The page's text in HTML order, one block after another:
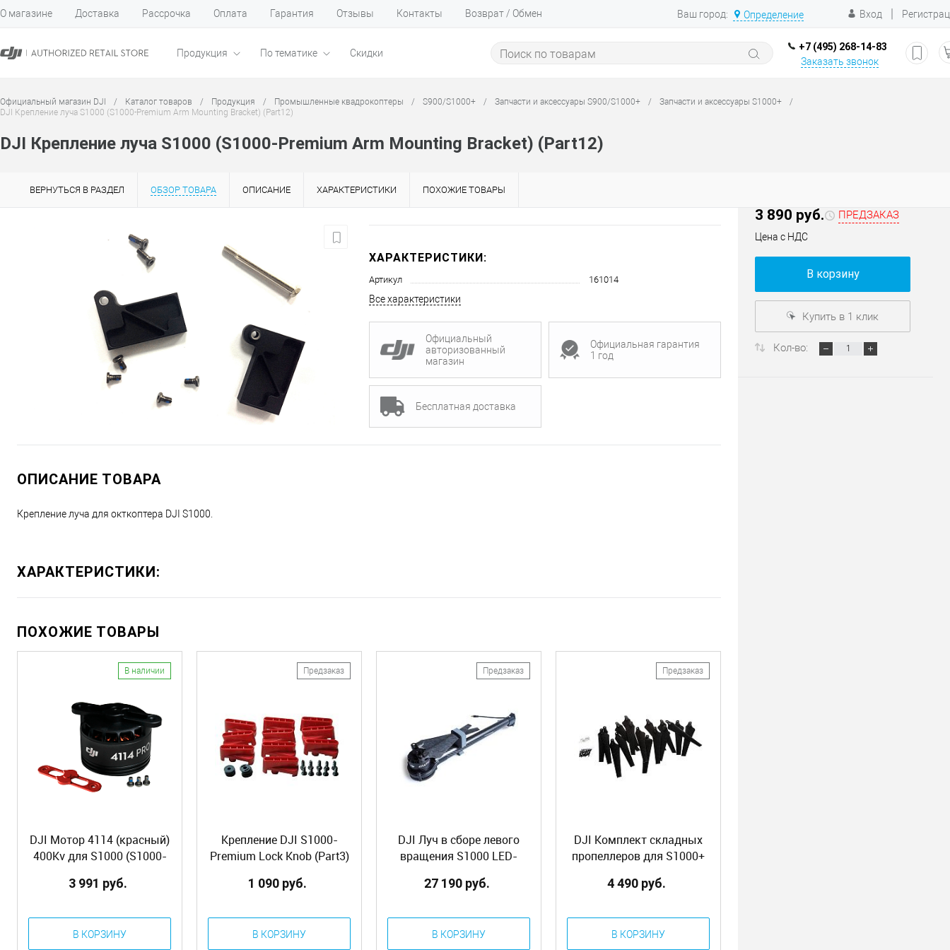
О магазине Доставка Рассрочка Оплата Гарантия Отзывы Контакты Возврат / Обмен Ваш город: Определение Вход |
Продукция По тематике Скидки
+7 (495) 268-14-83
Заказать звонок
Официальный магазин DJI / Каталог товаров / Продукция / Промышленные квадрокоптеры / S900/S1000+ / Запчасти и аксессуары S900/S1000+ / Запчасти и аксессуары S1000+
/
DJI Крепление луча S1000 (S1000-Premium Arm Mounting Bracket) (Part12)
DJI Крепление луча S1000 (S1000-Premium Arm Mounting Bracket) (Part12)
ВЕРНУТЬСЯ В РАЗДЕЛ ОБЗОР ТОВАРА ОПИСАНИЕ ХАРАКТЕРИСТИКИ ПОХОЖИЕ ТОВАРЫ
ХАРАКТЕРИСТИКИ:
Артикул 161014
Все характеристики
Официальный
авторизованный
магазин
Официальная гарантия
1 год
Бесплатная доставка
ОПИСАНИЕ ТОВАРА
Крепление луча для окткоптера DJI S1000.
ХАРАКТЕРИСТИКИ:
ПОХОЖИЕ ТОВАРЫ
В наличии
DJI Мотор 4114 (красный)
400Kv для S1000 (S1000-
red Prop cover) (Part22)
3 991 руб.
В КОРЗИНУ
Предзаказ
Крепление DJI S1000-
Premium Lock Knob (Part3)
1 090 руб.
В КОРЗИНУ
Предзаказ
DJI Луч в сборе левого
вращения S1000 LED-
Complete Arm [CCW-
27 190 руб.
В КОРЗИНУ
Предзаказ
DJI Комплект складных
пропеллеров для S1000+
Pack (8)) (Part25)
4 490 руб.
В КОРЗИНУ
3 890 руб. ПРЕДЗАКАЗ
Цена с НДС
В корзину
Купить в 1 клик
Кол-во: